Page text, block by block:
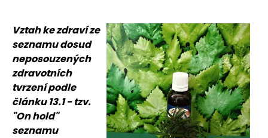
Vztah ke zdraví ze
seznamu dosud
neposouzených
zdravotních
tvrzení podle
článku 13.1 - tzv.
"On hold"
seznamu